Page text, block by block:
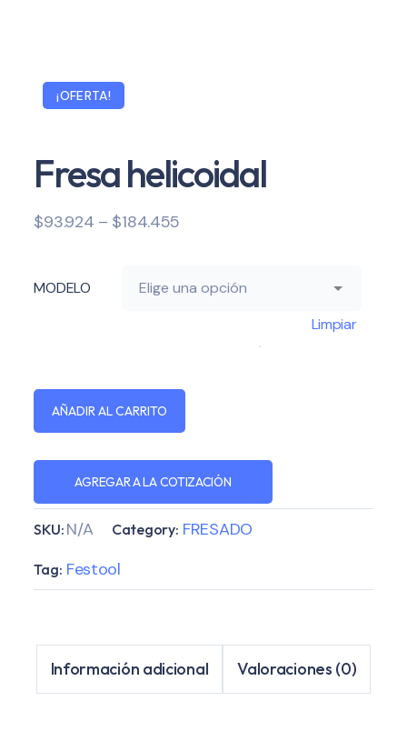
¡OFERTA!
Fresa helicoidal
$93.924 – $184.455
MODELO
Limpiar
AÑADIR AL CARRITO
AGREGAR A LA COTIZACIÓN
SKU: N/A Category: FRESADO
Tag: Festool
Información adicional Valoraciones (0)